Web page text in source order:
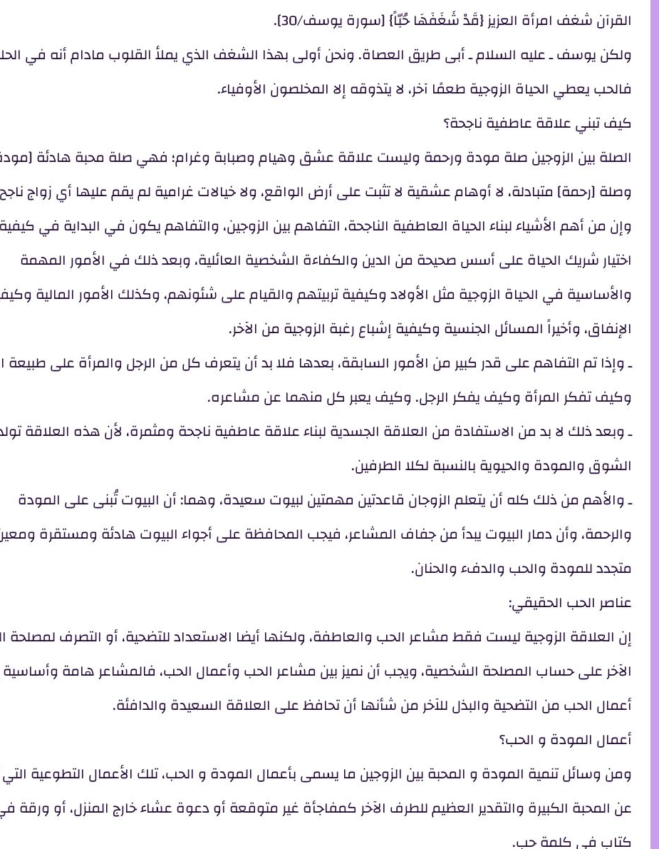
القرآن شغف امرأة العزيز {قَدْ شَغَفَهَا حُبّاً} [سورة يوسف/30].
ولكن يوسف ـ عليه السلام ـ أبى طريق العصاة. ونحن أولى بهذا الشغف الذي يملأ القلوب مادام أنه في
فالحب يعطي الحياة الزوجية طعمًا آخر، لا يتذوقه إلا المخلصون الأوفياء.
كيف تبني علاقة عاطفية ناجحة؟
الصلة بين الزوجين صلة مودة ورحمة وليست علاقة عشق وهيام وصبابة وغرام؛ فهي صلة محبة هادئة
وصلة [رحمة] متبادلة، لا أوهام عشقية لا تثبت على أرض الواقع، ولا خيالات غرامية لم يقم عليها أي زواج
وإن من أهم الأشياء لبناء الحياة العاطفية الناجحة، التفاهم بين الزوجين، والتفاهم يكون في البداية في كيفية
اختيار شريك الحياة على أسس صحيحة من الدين والكفاءة الشخصية العائلية، وبعد ذلك في الأمور المهمة
والأساسية في الحياة الزوجية مثل الأولاد وكيفية تربيتهم والقيام على شئونهم، وكذلك الأمور المالية
الإنفاق، وأخيراً المسائل الجنسية وكيفية إشباع رغبة الزوجية من الآخر.
ـ وإذا تم التفاهم على قدر كبير من الأمور السابقة، بعدها فلا بد أن يتعرف كل من الرجل والمرأة على طبيعة
وكيف تفكر المرأة وكيف يفكر الرجل. وكيف يعبر كل منهما عن مشاعره.
ـ وبعد ذلك لا بد من الاستفادة من العلاقة الجسدية لبناء علاقة عاطفية ناجحة ومثمرة، لأن هذه العلاقة
الشوق والمودة والحيوية بالنسبة لكلا الطرفين.
ـ والأهم من ذلك كله أن يتعلم الزوجان قاعدتين مهمتين لبيوت سعيدة، وهما: أن البيوت تُبنى على المودة
والرحمة، وأن دمار البيوت يبدأ من جفاف المشاعر، فيجب المحافظة على أجواء البيوت هادئة ومستقرة
متجدد للمودة والحب والدفء والحنان.
عناصر الحب الحقيقي:
إن العلاقة الزوجية ليست فقط مشاعر الحب والعاطفة، ولكنها أيضا الاستعداد للتضحية، أو التصرف لمصلحة
الآخر على حساب المصلحة الشخصية، ويجب أن نميز بين مشاعر الحب وأعمال الحب، فالمشاعر هامة وأساسية
أعمال الحب من التضحية والبذل للآخر من شأنها أن تحافظ على العلاقة السعيدة والدافئة.
أعمال المودة و الحب؟
ومن وسائل تنمية المودة و المحبة بين الزوجين ما يسمى بأعمال المودة و الحب، تلك الأعمال التطوعية
عن المحبة الكبيرة والتقدير العظيم للطرف الآخر كمفاجأة غير متوقعة أو دعوة عشاء خارج المنزل، أو ورقة
كتاب في كلمة حب.